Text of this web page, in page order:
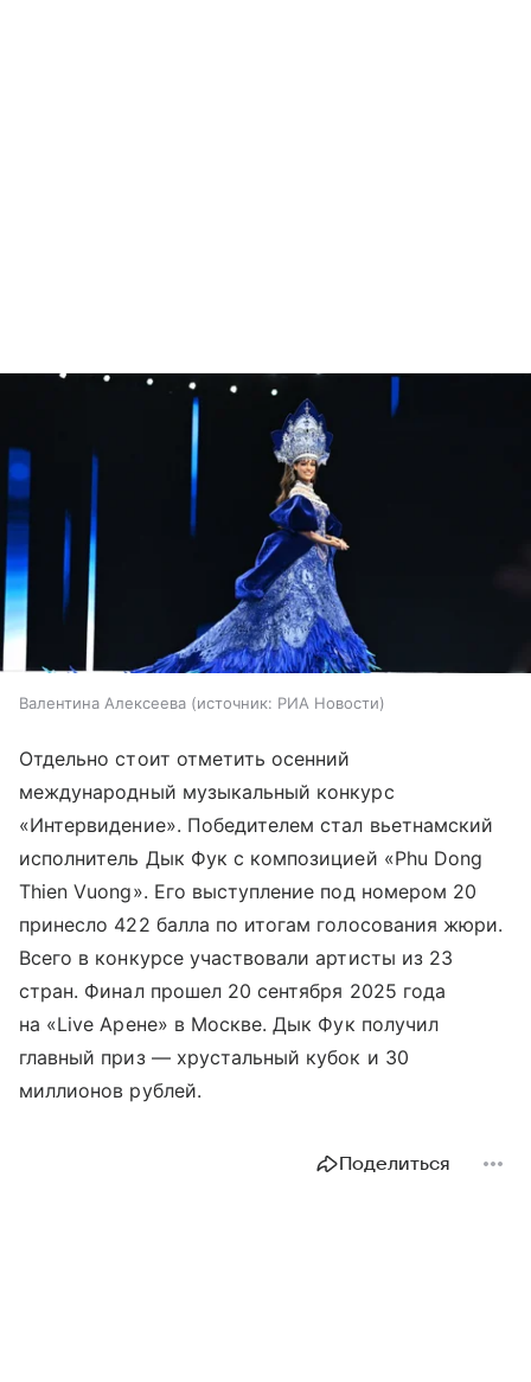
Валентина Алексеева источник: РИА Новости
Отдельно стоит отметить осенний
международный музыкальный конкурс
«Интервидение». Победителем стал вьетнамский
исполнитель Дык Фук с композицией «Phu Dong
Thien Vuong». Его выступление под номером 20
принесло 422 балла по итогам голосования жюри.
Всего в конкурсе участвовали артисты из 23
стран. Финал прошел 20 сентября 2025 года
на «Live Арене» в Москве. Дык Фук получил
главный приз — хрустальный кубок и 30
миллионов рублей.
Поделиться